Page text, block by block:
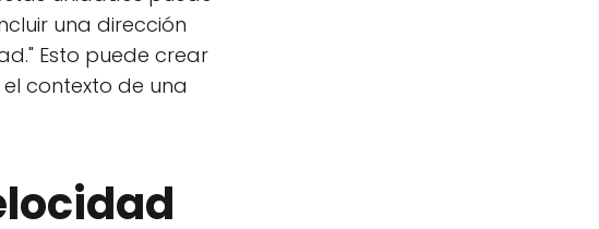
una dirección
Esto puede crear
contexto de una